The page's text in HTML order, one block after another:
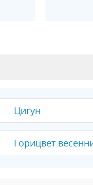
Цигун
Горицвет